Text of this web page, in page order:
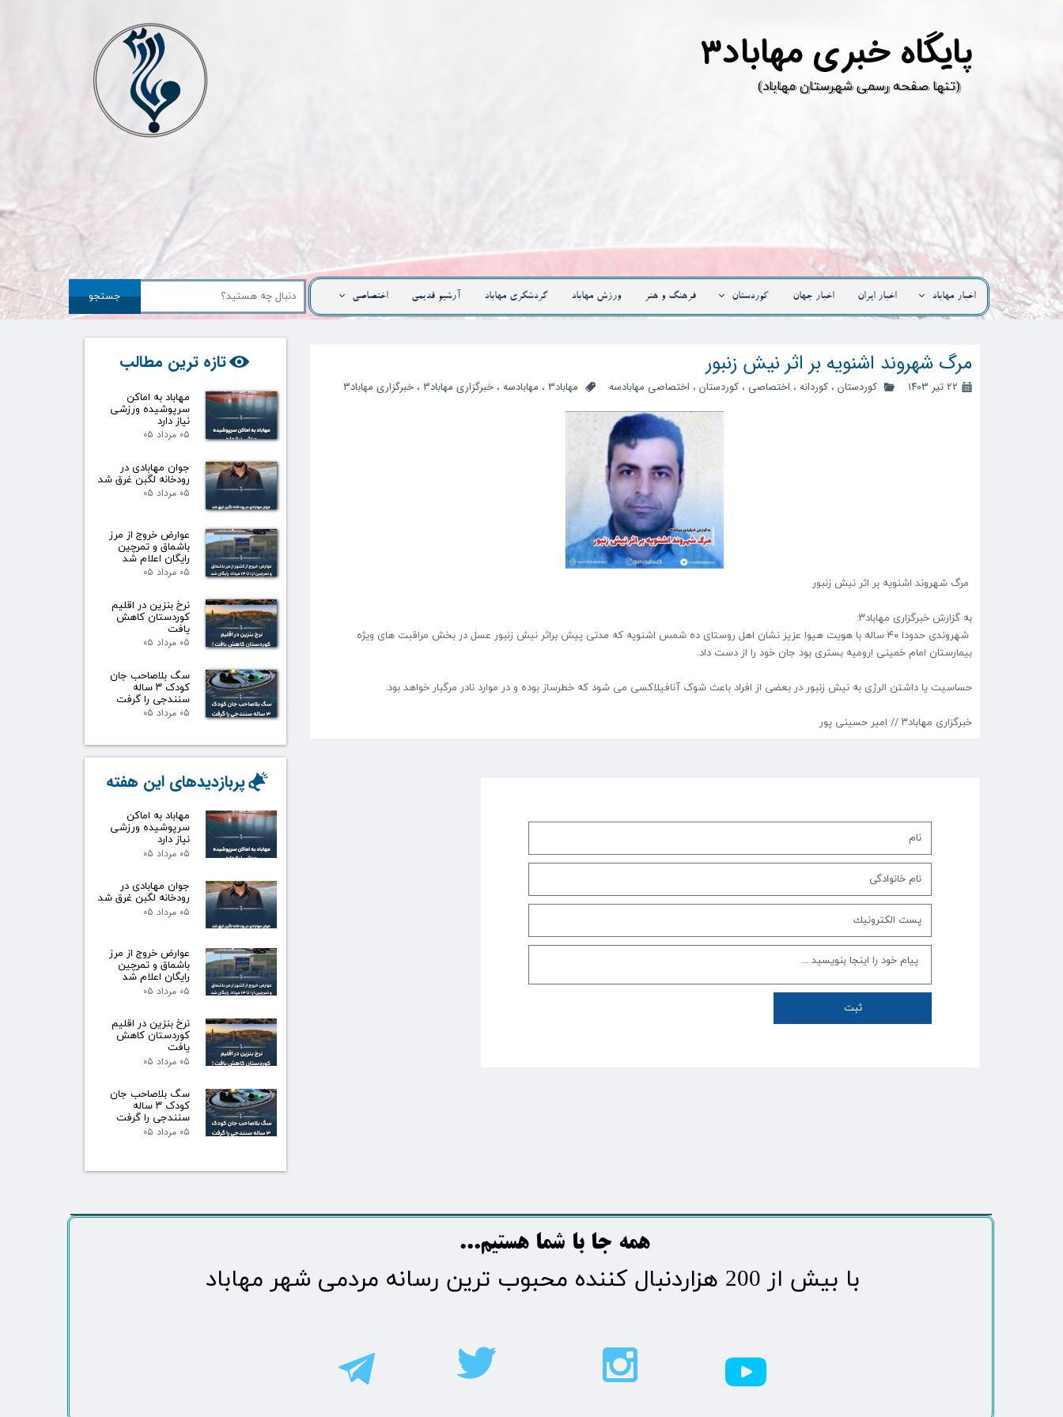
پ
​(تنها صفحه رسمی شهرستان مهاباد)
اخبار مهاباد اخبار ایران اخبار جهان کوردستان فرهنگ و هنر ورزش مهاباد گردشگری مهاباد آرشیو قدیمی اختصاصی جستجو
مرگ شهروند اشنویه بر اثر نیش زنبور
۲۲ تیر ۱۴۰۳ کوردستان ،کوردانه ، اختصاصی ،کوردستان ، اختصاصی مهابادسه مهاباد3 ، مهابادسه ،خبرگزاری مهاباد3 ،خبرگزاری مهاباد۳
مرگ شهروند اشنویه بر اثر نیش زنبور
به گزارش خبرگزاری مهاباد۳:
شهروندی حدودا ۴۰ ساله با هویت هیوا عزیز نشان اهل روستای ده شمس اشنویه که مدتی پیش براثر نیش زنبور عسل در بخش مراقبت های ویژه
بیمارستان امام خمینی ارومیه بستری بود جان خود را از دست داد.
حساسیت یا داشتن الرژی به نیش زنبور در بعضی از افراد باعث شوک آنافیلاکسی می شود که خطرساز بوده و در موارد نادر مرگبار خواهد بود.
خبرگزاری مهاباد۳ // امیر حسینی پور
تازه ترین مطالب
مهاباد به اماکن
سرپوشیده ورزشی
نیاز دارد
۰۵ مرداد ۰۵
جوان مهابادی در
رودخانه لگبن غرق شد
۰۵ مرداد ۰۵
عوارض خروج از مرز
باشماق و تمرچین
رایگان اعلام شد
۰۵ مرداد ۰۵
نرخ بنزین در اقلیم
کوردستان کاهش
یافت
۰۵ مرداد ۰۵
سگ بلاصاحب جان
کودک ۳ ساله
سنندجی را گرفت
۰۵ مرداد ۰۵
مهاباد به اماکن
سرپوشیده ورزشی
نیاز دارد
۰۵ مرداد ۰۵
جوان مهابادی در
رودخانه لگبن غرق شد
۰۵ مرداد ۰۵
عوارض خروج از مرز
باشماق و تمرچین
رایگان اعلام شد
۰۵ مرداد ۰۵
نرخ بنزین در اقلیم
کوردستان کاهش
یافت
۰۵ مرداد ۰۵
سگ بلاصاحب جان
کودک ۳ ساله
سنندجی را گرفت
۰۵ مرداد ۰۵
پربازدیدهای این هفته
ثبت
​​​همه جا با شما هستیم...​​​​​​​​​​​​​​
​با بیش از 200 هزاردنبال کننده محبوب ترین رسانه مردمی شهر مهاباد​​​​​​​​​​​​​​